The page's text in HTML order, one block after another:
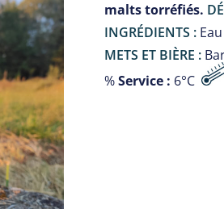
malts torréfiés.
INGRÉDIENTS :Eau
METS ET BIÈRE :
%Service : 6°C